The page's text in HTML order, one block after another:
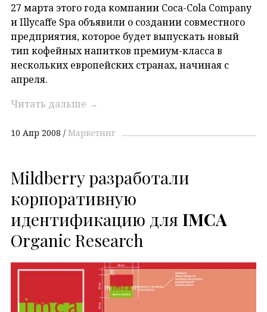
27 марта этого года компании Coca-Cola Company
и Illycaffe Spa объявили о создании совместного
предприятия, которое будет выпускать новый
тип кофейных напитков премиум-класса в
нескольких европейских странах, начиная с
апреля.
Читать дальше →
10 Апр 2008 Маркетинг
Mildberry разработали
корпоративную
идентификацию для IMCA
Organic Research